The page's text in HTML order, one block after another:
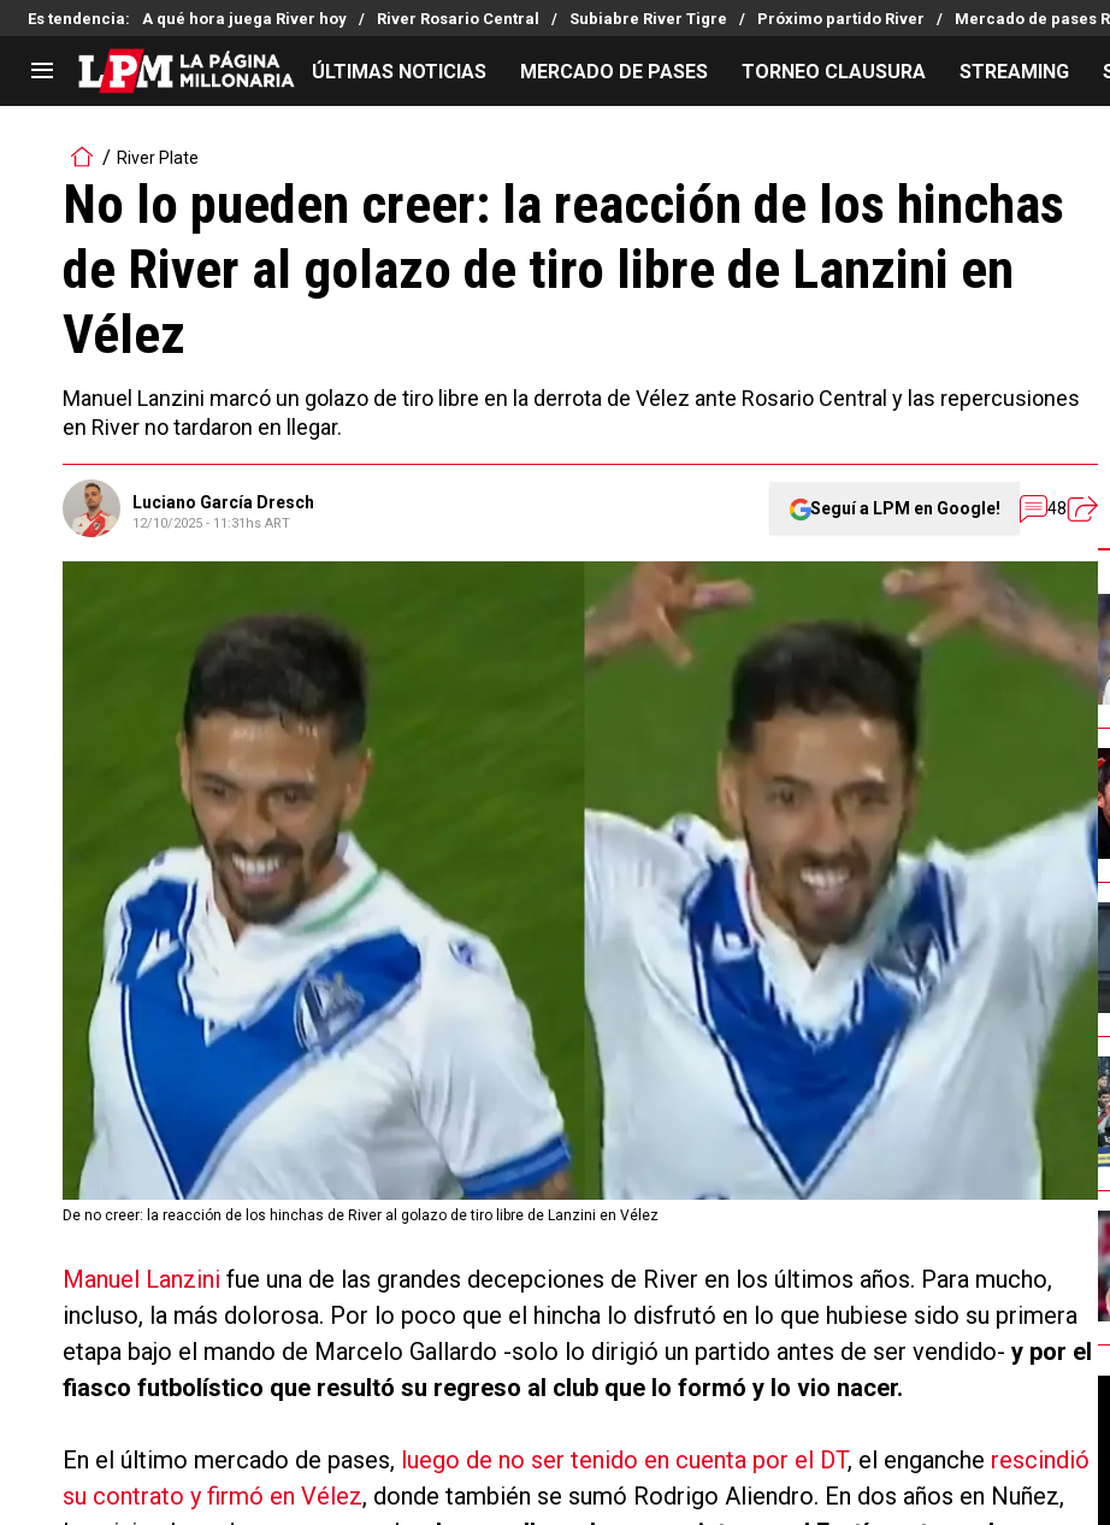
Es tendencia: A qué hora juega River hoy River Rosario Central Subiabre River Tigre Próximo partido River Mercado de pases
LIGA PROFESIONAL
Noticias
Tabla de posiciones
Fixture
Reserva
Copa Argentina
Selección Argentina
Mercado de Pases
Análisis tácticos
Juanfer Quintero
Chacho Coudet
Streaming
Entradas
Hinchas
Los goles de River
Noticias
Guías
Pronósticos
ÚLTIMAS NOTICIAS MERCADO DE PASES TORNEO CLAUSURA STREAMING
River Plate
No lo pueden creer: la reacción de los hinchas
de River al golazo de tiro libre de Lanzini en
Vélez
Manuel Lanzini marcó un golazo de tiro libre en la derrota de Vélez ante Rosario Central y las repercusiones
en River no tardaron en llegar.
Luciano García Dresch
12/10/2025 - 11:31hs ART
Seguí a LPM en Google! 48
De no creer: la reacción de los hinchas de River al golazo de tiro libre de Lanzini en Vélez
Manuel Lanzini fue una de las grandes decepciones de River en los últimos años. Para mucho,
incluso, la más dolorosa. Por lo poco que el hincha lo disfrutó en lo que hubiese sido su primera
etapa bajo el mando de Marcelo Gallardo -solo lo dirigió un partido antes de ser vendido- y por el
fiasco futbolístico que resultó su regreso al club que lo formó y lo vio nacer.
En el último mercado de pases, luego de no ser tenido en cuenta por el DT, el enganche rescindió
su contrato y firmó en Vélez, donde también se sumó Rodrigo Aliendro. En dos años en Nuñez,